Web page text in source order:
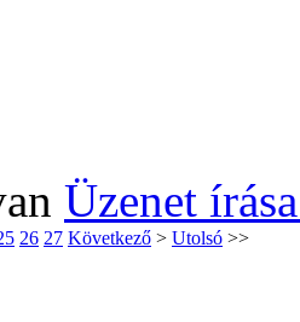
Üzenet
26 27 Következő > Utolsó >>